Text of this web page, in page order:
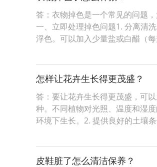
答：衣物掉色是一个常见的问题
一、立即处理掉色问题1. 分离清
浮色。可以加入少量盐或白醋（
怎样让花卉生长得更茂盛？
答：要让花卉生长得更茂盛，可
种。不同植物对光照、温度和湿
环境下生长。2. 提供良好的土壤
皮鞋脏了怎么清洁保养？